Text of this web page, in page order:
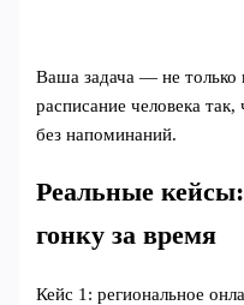
Ваша задача — не только
расписание человека
без напоминаний.
Реальные
гонку за время
Кейс 1: региональное